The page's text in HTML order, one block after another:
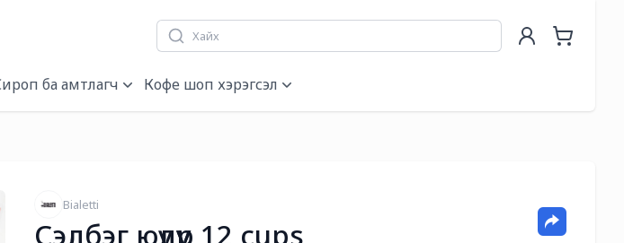
ба амтлагч Кофе шоп хэрэгсэл
Bialetti
Сэлбэг юүлүүр 12 cups